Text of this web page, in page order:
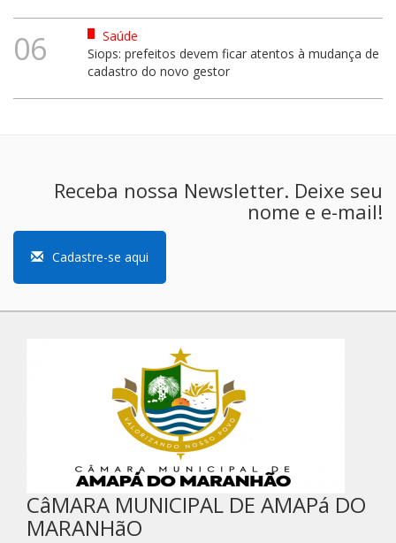
06
Saúde
Siops: prefeitos devem ficar atentos à mudança de
cadastro do novo gestor
Receba nossa Newsletter. Deixe seu
nome e e-mail!
Cadastre-se aqui
CâMARA MUNICIPAL DE AMAPá DO
MARANHãO